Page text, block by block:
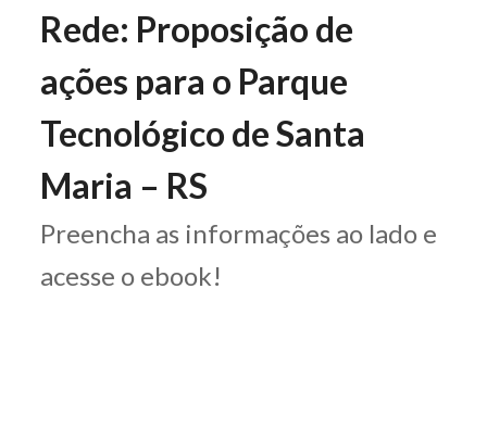
Rede: Proposição de
ações para o Parque
Tecnológico de Santa
Maria – RS
Preencha as informações ao lado e
acesse o ebook!